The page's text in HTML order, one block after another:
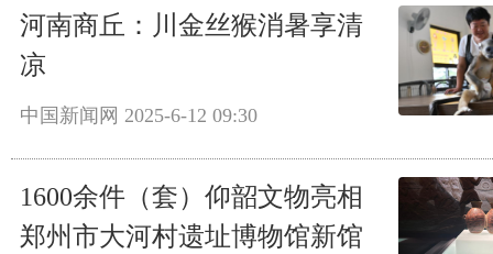
河南商丘：川金丝猴消暑享清
凉
中国新闻网 2025-6-12 09:30
1600余件（套）仰韶文物亮相
郑州市大河村遗址博物馆新馆